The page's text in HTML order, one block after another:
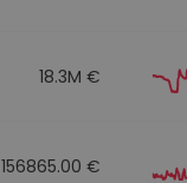
18.3M €
156865.00 €